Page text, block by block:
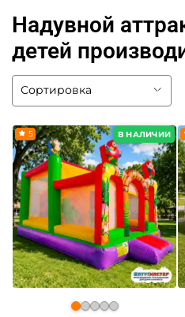
Надувной
детей
В НАЛИЧИИ
5